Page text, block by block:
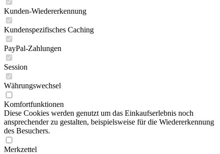
Kunden-Wiedererkennung
Kundenspezifisches Caching
PayPal-Zahlungen
Session
Währungswechsel
Komfortfunktionen
Diese Cookies werden genutzt um das Einkaufserlebnis noch
ansprechender zu gestalten, beispielsweise für die Wiedererkennung
des Besuchers.
Merkzettel